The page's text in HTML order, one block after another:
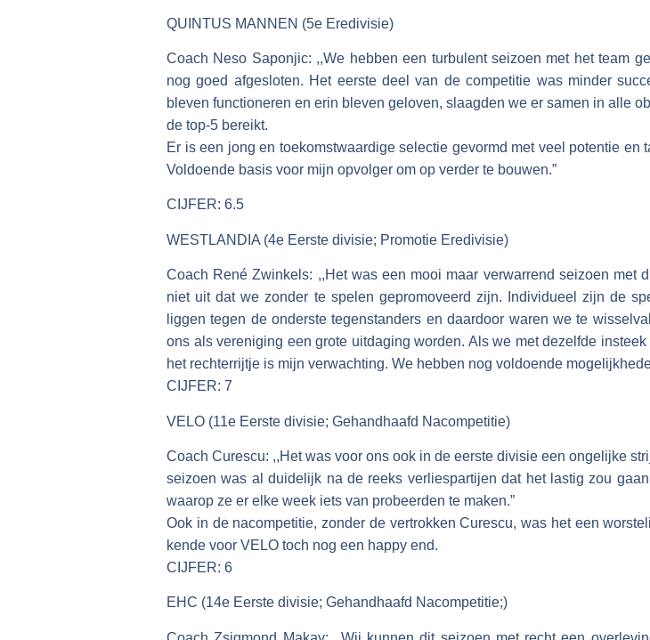
QUINTUS MANNEN (5e Eredivisie)
Coach Neso Saponjic: ,,We hebben een turbulent seizoen met het team
nog goed afgesloten. Het eerste deel van de competitie was minder
bleven functioneren en erin bleven geloven, slaagden we er samen in alle
de top-5 bereikt.
Er is een jong en toekomstwaardige selectie gevormd met veel potentie
Voldoende basis voor mijn opvolger om op verder te bouwen.”
CIJFER: 6.5
WESTLANDIA (4e Eerste divisie; Promotie Eredivisie)
Coach René Zwinkels: ,,Het was een mooi maar verwarrend seizoen met
niet uit dat we zonder te spelen gepromoveerd zijn. Individueel zijn de
liggen tegen de onderste tegenstanders en daardoor waren we te
ons als vereniging een grote uitdaging worden. Als we met dezelfde
het rechterrijtje is mijn verwachting. We hebben nog voldoende
CIJFER: 7
VELO (11e Eerste divisie; Gehandhaafd Nacompetitie)
Coach Curescu: ,,Het was voor ons ook in de eerste divisie een ongelijke
seizoen was al duidelijk na de reeks verliespartijen dat het lastig zou
waarop ze er elke week iets van probeerden te maken.”
Ook in de nacompetitie, zonder de vertrokken Curescu, was het een
kende voor VELO toch nog een happy end.
CIJFER: 6
EHC (14e Eerste divisie; Gehandhaafd Nacompetitie;)